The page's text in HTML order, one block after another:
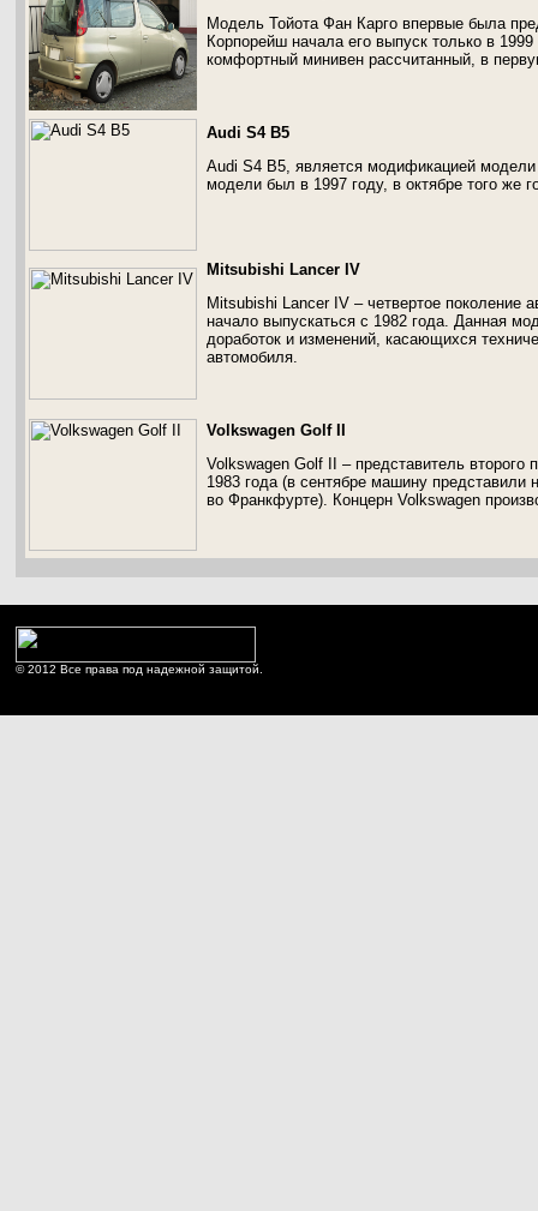
Модель Тойота Фан Карго впервые была
Корпорейш начала его выпуск только в
комфортный минивен рассчитанный, в
Audi S4 B5
Audi S4 B5, является модификацией
модели был в 1997 году, в октябре того же
Mitsubishi Lancer IV
Mitsubishi Lancer IV – четвертое поколение
начало выпускаться с 1982 года. Данная
доработок и изменений, касающихся
автомобиля.
Volkswagen Golf II
Volkswagen Golf II – представитель
1983 года (в сентябре машину
во Франкфурте). Концерн Volkswagen
© 2012 Все права под надежной защитой.